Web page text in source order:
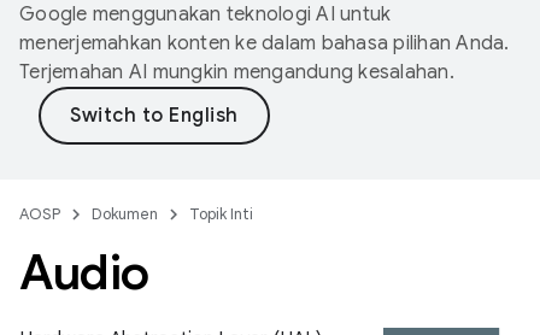
Google menggunakan teknologi AI untuk
menerjemahkan konten ke dalam bahasa pilihan Anda.
Terjemahan AI mungkin mengandung kesalahan.
AOSP Dokumen Topik Inti
Audio